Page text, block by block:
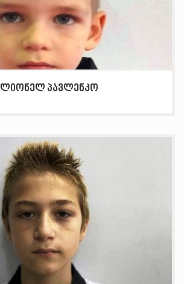
ლიონელ პავლენკო